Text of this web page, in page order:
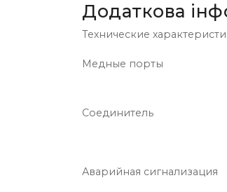
Додаткова
Технические
Медные порты
Соединитель
Аварийная сигнализация